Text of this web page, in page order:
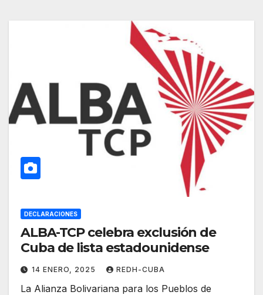
DECLARACIONES
ALBA-TCP celebra exclusión de
Cuba de lista estadounidense
14 ENERO, 2025 REDH-CUBA
La Alianza Bolivariana para los Pueblos de